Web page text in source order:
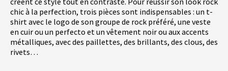
chic à la perfection, trois pièces sont indispensables : un t-
shirt avec le logo de son groupe de rock préféré, une veste
en cuir ou un perfecto et un vêtement noir ou aux accents
métalliques, avec des paillettes, des brillants, des clous, des
rivets…